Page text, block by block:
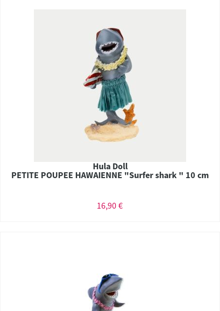
Hula Doll
PETITE POUPEE HAWAIENNE "Surfer shark " 10 cm
16,90 €